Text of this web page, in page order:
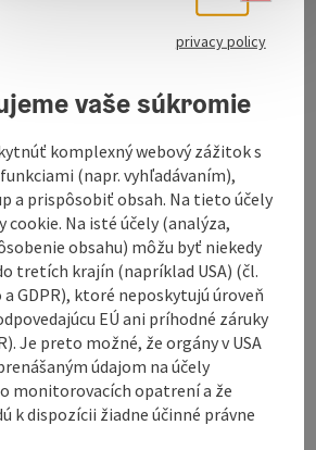
the beautiful beach volleyball
privacy policy
vaše súkromie
komplexný webový zážitok s
(napr. vyhľadávaním),
a prispôsobiť obsah. Na tieto účely
cookie. Na isté účely (analýza,
obsahu) môžu byť niekedy
tretích krajín (napríklad USA) (čl.
a GDPR), ktoré neposkytujú úroveň
EÚ ani príhodné záruky
Je preto možné, že orgány v USA
údajom na účely
monitorovacích opatrení a že
k dispozícii žiadne účinné právne